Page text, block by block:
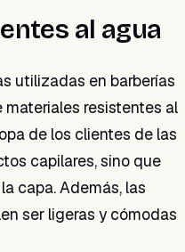
al agua
utilizadas en barberías
resistentes al
de los clientes de las
capilares, sino que
capa. Además, las
ser ligeras y cómodas